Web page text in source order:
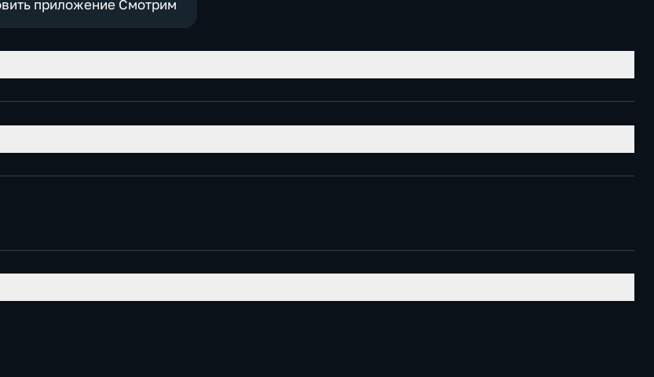
приложение Смотрим